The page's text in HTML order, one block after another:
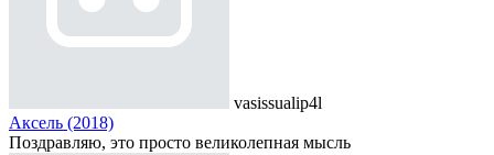
vasissualip4l
Аксель (2018)
Поздравляю, это просто великолепная мысль